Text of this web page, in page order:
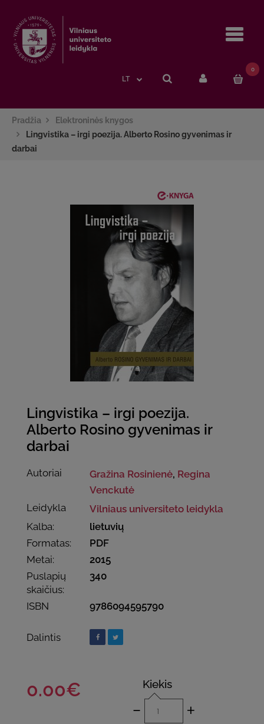
LT
0
Pradžia
Elektroninės knygos
Lingvistika – irgi poezija. Alberto Rosino gyvenimas ir
darbai
Lingvistika – irgi poezija.
Alberto Rosino gyvenimas ir
darbai
Autoriai Gražina Rosinienė, Regina
Venckutė
Leidykla
Vilniaus universiteto leidykla
Kalba:
lietuvių
Formatas:
PDF
Metai:
2015
Puslapių
skaičius:
340
ISBN 9786094595790
Dalintis
0.00€ Kiekis
- +